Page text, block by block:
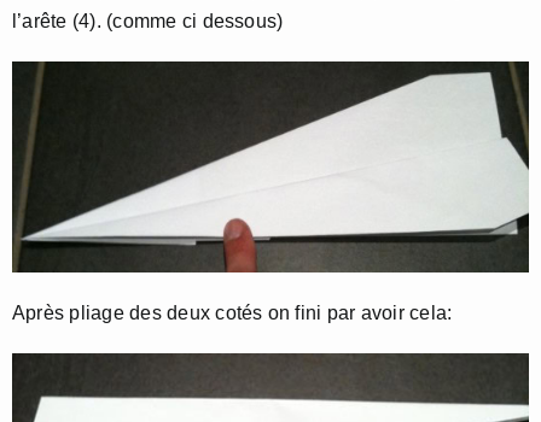
l’arête (4). (comme ci dessous)
Après pliage des deux cotés on fini par avoir cela: